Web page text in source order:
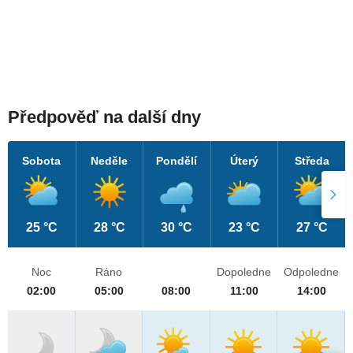
Předpověď na další dny
Sobota
25 °C
Neděle
28 °C
Pondělí
30 °C
Úterý
23 °C
Středa
27 °C
Noc
02:00
Ráno
05:00
08:00
Dopoledne
11:00
Odpoledne
14:00